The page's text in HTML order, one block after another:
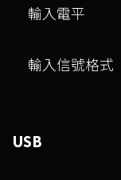
輸入電平
輸入信號格式
USB